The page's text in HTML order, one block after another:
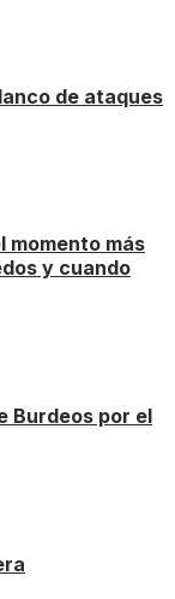
de ataques
momento más
y cuando
Burdeos por el